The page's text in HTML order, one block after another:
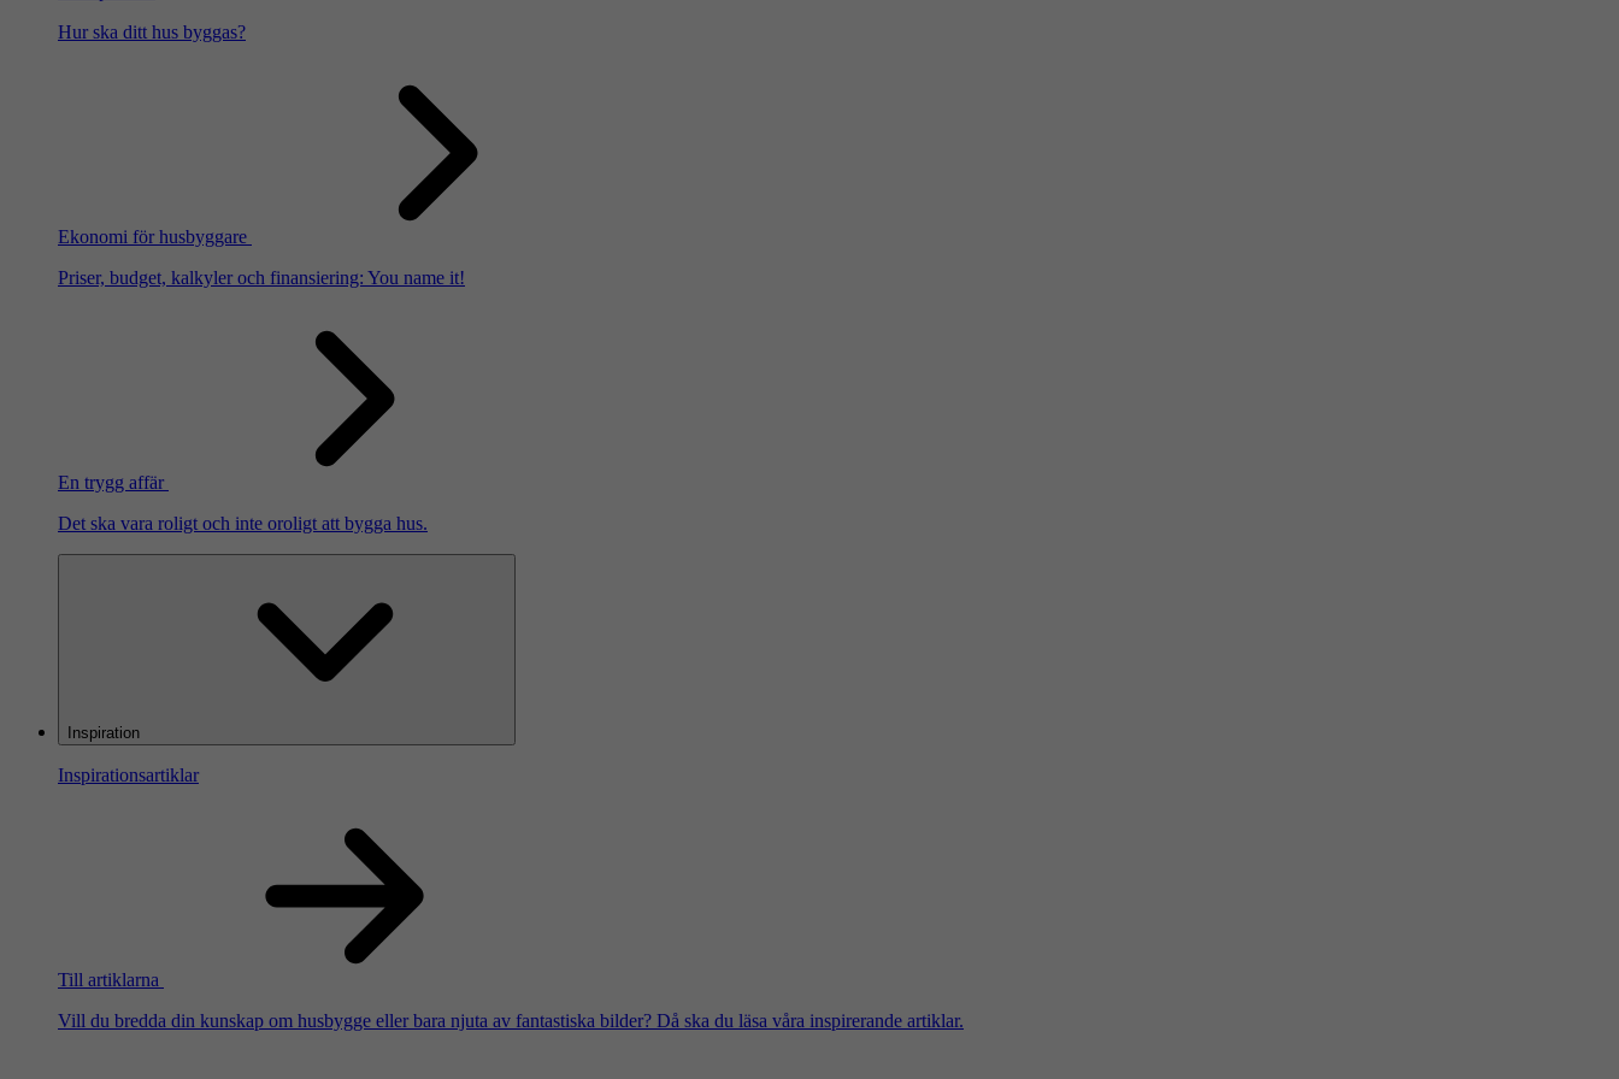
Hur ska ditt hus byggas?
Ekonomi för husbyggare
Priser, budget, kalkyler och finansiering: You name it!
En trygg affär
Det ska vara roligt och inte oroligt att bygga hus.
Inspiration
Inspirationsartiklar
Till artiklarna
Vill du bredda din kunskap om husbygge eller bara njuta av fantastiska bilder? Då ska du läsa våra inspirerande artiklar.